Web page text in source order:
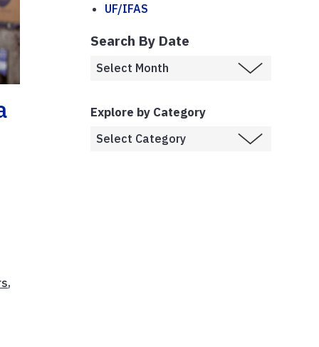
,
UF/IFAS
Search By Date
Explore by Category